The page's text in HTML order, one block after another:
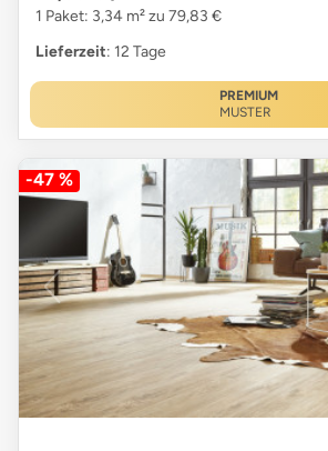
1 Paket: 3,34 m² zu 79,83 €
Lieferzeit: 12 Tage
PREMIUM
MUSTER
-47 %